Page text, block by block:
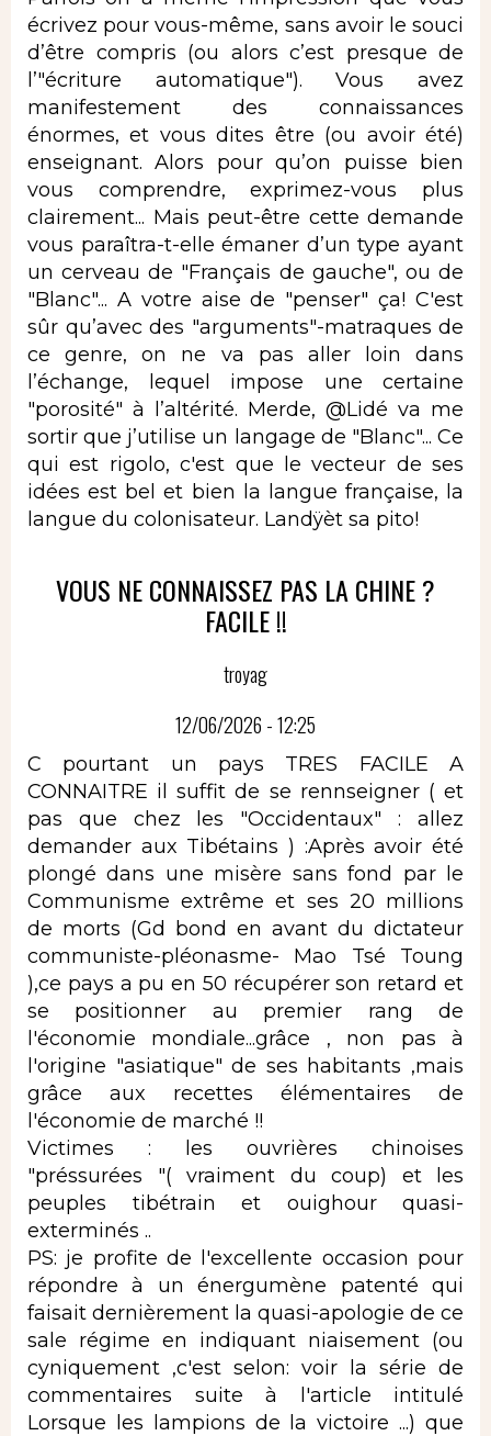
écrivez pour vous-même, sans avoir le souci
d’être compris (ou alors c’est presque de
l’"écriture automatique"). Vous avez
manifestement des connaissances
énormes, et vous dites être (ou avoir été)
enseignant. Alors pour qu’on puisse bien
vous comprendre, exprimez-vous plus
clairement... Mais peut-être cette demande
vous paraîtra-t-elle émaner d’un type ayant
un cerveau de "Français de gauche", ou de
"Blanc"... A votre aise de "penser" ça! C'est
sûr qu’avec des "arguments"-matraques de
ce genre, on ne va pas aller loin dans
l’échange, lequel impose une certaine
"porosité" à l’altérité. Merde, @Lidé va me
sortir que j’utilise un langage de "Blanc"... Ce
qui est rigolo, c'est que le vecteur de ses
idées est bel et bien la langue française, la
langue du colonisateur. Landÿèt sa pito!
VOUS NE CONNAISSEZ PAS LA CHINE ?
FACILE !!
troyag
12/06/2026 - 12:25
C pourtant un pays TRES FACILE A
CONNAITRE il suffit de se rennseigner ( et
pas que chez les "Occidentaux" : allez
demander aux Tibétains ) :Après avoir été
plongé dans une misère sans fond par le
Communisme extrême et ses 20 millions
de morts (Gd bond en avant du dictateur
communiste-pléonasme- Mao Tsé Toung
),ce pays a pu en 50 récupérer son retard et
se positionner au premier rang de
l'économie mondiale...grâce , non pas à
l'origine "asiatique" de ses habitants ,mais
grâce aux recettes élémentaires de
l'économie de marché !!
Victimes : les ouvrières chinoises
"préssurées "( vraiment du coup) et les
peuples tibétrain et ouighour quasi-
exterminés ..
PS: je profite de l'excellente occasion pour
répondre à un énergumène patenté qui
faisait dernièrement la quasi-apologie de ce
sale régime en indiquant niaisement (ou
cyniquement ,c'est selon: voir la série de
commentaires suite à l'article intitulé
Lorsque les lampions de la victoire ...) que